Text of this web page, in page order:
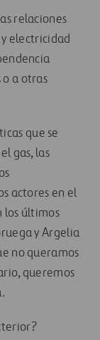
relaciones
electricidad
a otras
que se
gas, las
actores en el
los últimos
y Argelia
no queramos
queremos